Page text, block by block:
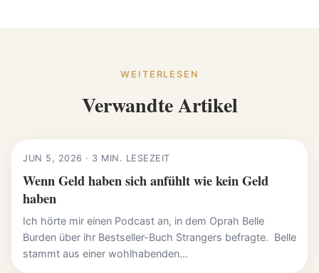
WEITERLESEN
Verwandte Artikel
JUN 5, 2026 · 3 MIN. LESEZEIT
Wenn Geld haben sich anfühlt wie kein Geld
haben
Ich hörte mir einen Podcast an, in dem Oprah Belle
Burden über ihr Bestseller-Buch Strangers befragte. Belle
stammt aus einer wohlhabenden...